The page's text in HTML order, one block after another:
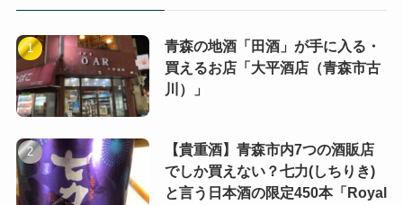
青森の地酒「田酒」が手に入る・
買えるお店「大平酒店（青森市古
川）」
【貴重酒】青森市内7つの酒販店
でしか買えない？七力(しちりき)
と言う日本酒の限定450本「Royal